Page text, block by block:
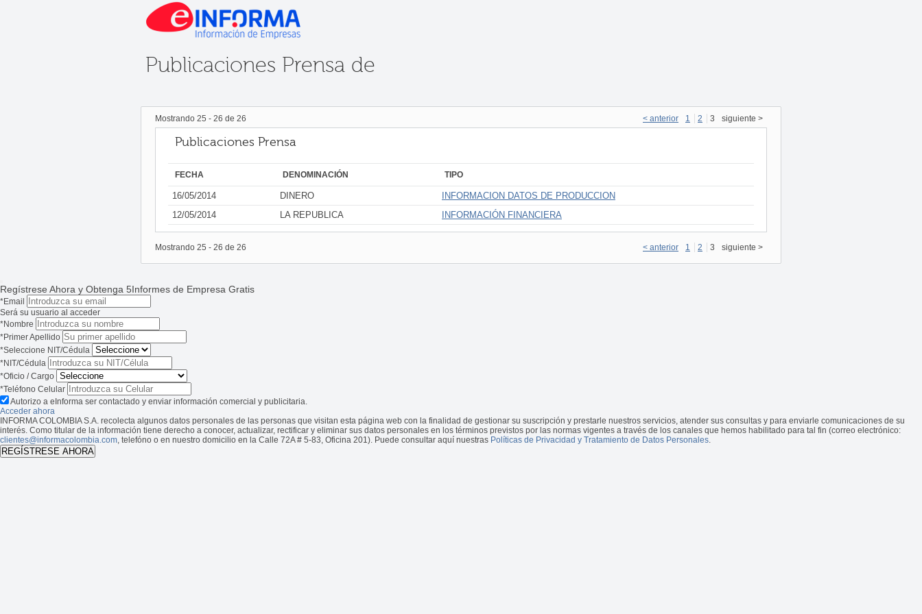
Publicaciones Prensa de
Mostrando 25 - 26 de 26 < anterior 1 2 3 siguiente >
Publicaciones Prensa
FECHA DENOMINACIÓN TIPO
16/05/2014 DINERO
INFORMACION DATOS DE PRODUCCION
12/05/2014
LA REPUBLICA INFORMACIÓN FINANCIERA
Mostrando 25 - 26 de 26 < anterior 1 2 3 siguiente >
Regístrese Ahora y Obtenga 5Informes de Empresa Gratis
*Email
Será su usuario al acceder
*Nombre
*Primer Apellido
*Seleccione NIT/Cédula
*NIT/Cédula
*Oficio / Cargo
*Teléfono Celular
Autorizo a eInforma ser contactado y enviar información comercial y publicitaria.
Acceder ahora
INFORMA COLOMBIA S.A. recolecta algunos datos personales de las personas que visitan esta página web con la finalidad de gestionar su suscripción y prestarle nuestros servicios, atender sus consultas y para enviarle comunicaciones de su
interés. Como titular de la información tiene derecho a conocer, actualizar, rectificar y eliminar sus datos personales en los términos previstos por las normas vigentes a través de los canales que hemos habilitado para tal fin (correo electrónico:
clientes@informacolombia.com, telefóno o en nuestro domicilio en la Calle 72A # 5-83, Oficina 201). Puede consultar aquí nuestras Políticas de Privacidad y Tratamiento de Datos Personales.
REGÍSTRESE AHORA